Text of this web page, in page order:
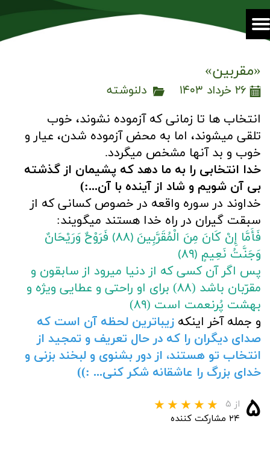
«مقربین»
۲۶ خرداد ۱۴۰۳ دلنوشته
انتخاب ها تا زمانی که آزموده نشوند، خوب
تلقی میشوند، اما به محض آزموده شدن، عیار و
خوب و بد آنها مشخص میگردد.
خدا انتخابی را به ما دهد که پشیمان از گذشته
بی آن شویم و شاد از آینده با آن...:)
خداوند در سوره واقعه در خصوص کسانی که از
سبقت گیران در راه خدا هستند میگویند:
فَأَمَّا إِنْ كَانَ مِنَ الْمُقَرَّبِينَ ﴿٨٨﴾
فَرَوْحٌ وَرَيْحَانٌ
وَجَنَّتُ نَعِيمٍ ﴿٨٩﴾
پس اگر آن کسی که از دنیا میرود از سابقون و
مقرّبان باشد‌ (٨٨)
برای او راحتی و عطایی ویژه و
بهشت پُرنعمت است (٨٩)
و جمله آخر اینکه زیباترین لحظه آن است که
صدای دیگران را که در حال تعریف و تمجید از
انتخاب تو هستند، از دور بشنوی و لبخند بزنی و
خدای بزرگ را عاشقانه شکر کنی... :))
۵ از ۵
۲۴ مشارکت کننده